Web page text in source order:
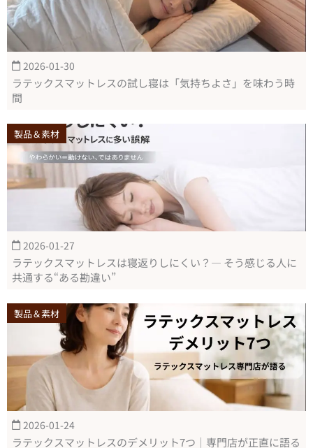
2026-01-30
ラテックスマットレスの試し寝は「気持ちよさ」を味わう時
間
製品＆素材
2026-01-27
ラテックスマットレスは寝返りしにくい？― そう感じる人に
共通する“ある勘違い”
製品＆素材
2026-01-24
ラテックスマットレスのデメリット7つ｜専門店が正直に語る